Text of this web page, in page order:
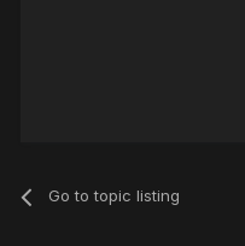
Go to topic listing